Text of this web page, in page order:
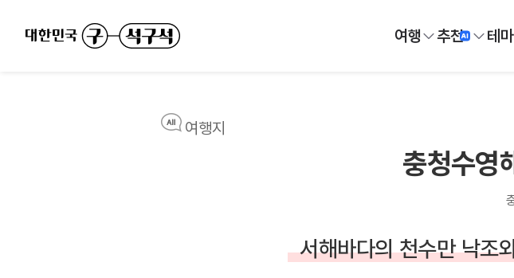
여행 추천 테마
여행지
충청수영
서해바다의 천수만 낙조